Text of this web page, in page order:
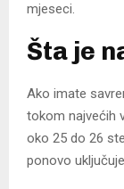
mjeseci.
Šta je
Ako imate
tokom najvećih
oko 25 do 26
ponovo